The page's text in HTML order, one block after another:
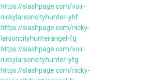
https://slashpage.com/voir-
nickylarsoncityhunter-yhf
https://slashpage.com/nicky-
larsoncityhunterangel-fg
https://slashpage.com/voir-
nickylarsoncityhunter-yfg
https://slashpage.com/nicky-